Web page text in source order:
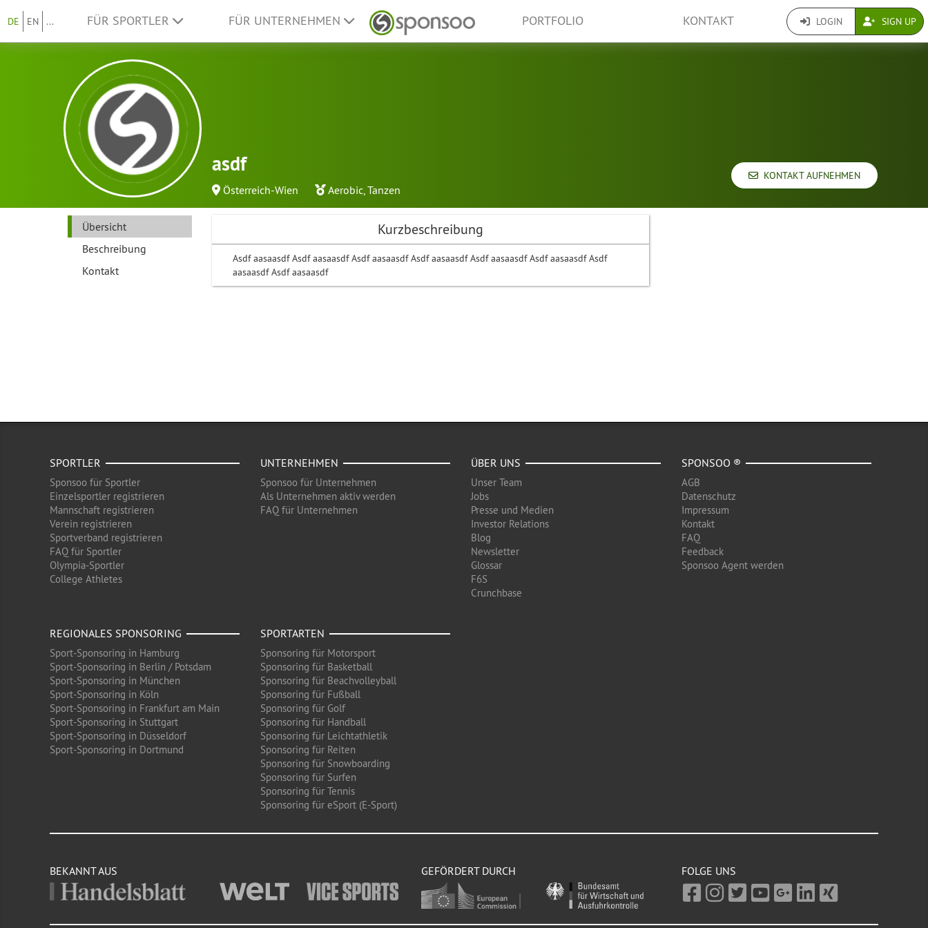
DE EN ... FÜR SPORTLER FÜR UNTERNEHMEN PORTFOLIO KONTAKT LOGIN SIGN UP
asdf
Österreich-Wien Aerobic,Tanzen
KONTAKT AUFNEHMEN
Übersicht
Beschreibung
Kontakt
Kurzbeschreibung
Asdf aasaasdf Asdf aasaasdf Asdf aasaasdf Asdf aasaasdf Asdf aasaasdf Asdf aasaasdf Asdf
aasaasdf Asdf aasaasdf
SPORTLER
Sponsoo für Sportler
Einzelsportler registrieren
Mannschaft registrieren
Verein registrieren
Sportverband registrieren
FAQ für Sportler
Olympia-Sportler
College Athletes
UNTERNEHMEN
Sponsoo für Unternehmen
Als Unternehmen aktiv werden
FAQ für Unternehmen
ÜBER UNS
Unser Team
Jobs
Presse und Medien
Investor Relations
Blog
Newsletter
Glossar
F6S
Crunchbase
SPONSOO ®
AGB
Datenschutz
Impressum
Kontakt
FAQ
Feedback
Sponsoo Agent werden
REGIONALES SPONSORING
Sport-Sponsoring in Hamburg
Sport-Sponsoring in Berlin / Potsdam
Sport-Sponsoring in München
Sport-Sponsoring in Köln
Sport-Sponsoring in Frankfurt am Main
Sport-Sponsoring in Stuttgart
Sport-Sponsoring in Düsseldorf
Sport-Sponsoring in Dortmund
SPORTARTEN
Sponsoring für Motorsport
Sponsoring für Basketball
Sponsoring für Beachvolleyball
Sponsoring für Fußball
Sponsoring für Golf
Sponsoring für Handball
Sponsoring für Leichtathletik
Sponsoring für Reiten
Sponsoring für Snowboarding
Sponsoring für Surfen
Sponsoring für Tennis
Sponsoring für eSport (E-Sport)
BEKANNT AUS GEFÖRDERT DURCH FOLGE UNS